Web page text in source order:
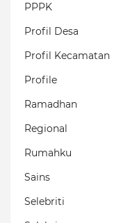
PPPK
Profil Desa
Profil Kecamatan
Profile
Ramadhan
Regional
Rumahku
Sains
Selebriti